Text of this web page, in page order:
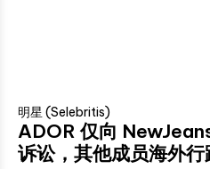
明星 (Selebritis)
ADOR 仅向
诉讼，其他成员海外行